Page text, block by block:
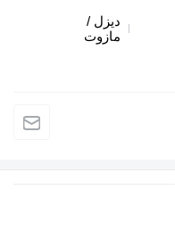
ديزل /
مازوت